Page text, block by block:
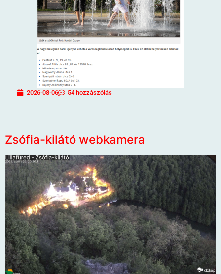
2026-08-06 54 hozzászólás
Zsófia-kilátó webkamera